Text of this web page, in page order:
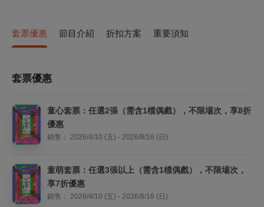
套票優惠 節目介紹 折扣方案 重要須知
套票優惠
童心套票：任選2張（需含1檔偶戲），不限場次，享8折
優惠
銷售： 2026/4/10 (五) - 2026/8/16 (日)
童萌套票：任選3張以上（需含1檔偶戲），不限場次，
享7折優惠
銷售： 2026/4/10 (五) - 2026/8/16 (日)